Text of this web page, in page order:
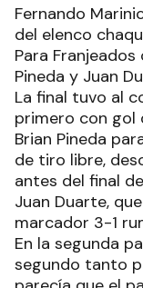
Fernando
del elenco
Para
Pineda y Juan
La final tuvo al
primero con gol
Brian Pineda
de tiro libre,
antes del final
Juan Duarte,
marcador 3-1
En la segunda
segundo tanto